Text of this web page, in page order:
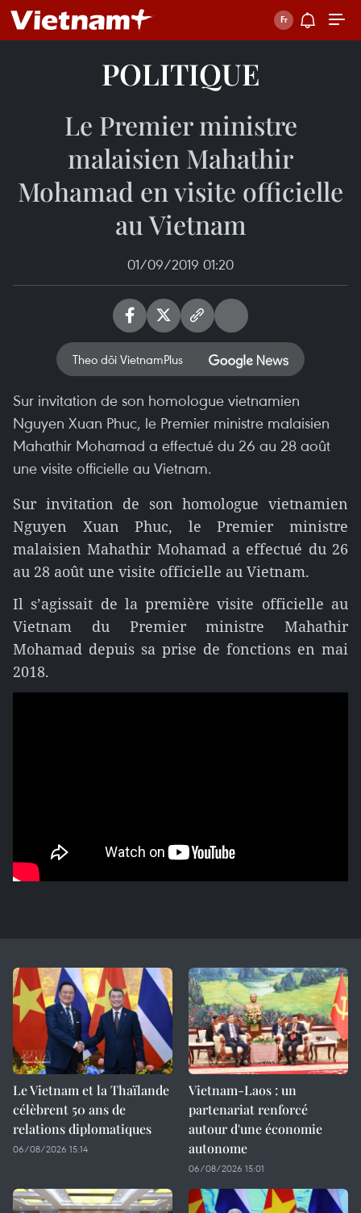
POLITIQUE
Le Premier ministre
malaisien Mahathir
Mohamad en visite officielle
au Vietnam
01/09/2019 01:20
Theo dõi VietnamPlus
Sur invitation de son homologue vietnamien
Nguyen Xuan Phuc, le Premier ministre malaisien
Mahathir Mohamad a effectué du 26 au 28 août
une visite officielle au Vietnam.
Sur invitation de son homologue vietnamien
Nguyen Xuan Phuc, le Premier ministre
malaisien Mahathir Mohamad a effectué du 26
au 28 août une visite officielle au Vietnam.
Il s’agissait de la première visite officielle au
Vietnam du Premier ministre Mahathir
Mohamad depuis sa prise de fonctions en mai
2018.
Le Vietnam et la Thaïlande
célèbrent 50 ans de
relations diplomatiques
06/08/2026 15:14
Vietnam-Laos : un
partenariat renforcé
autour d'une économie
autonome
06/08/2026 15:01